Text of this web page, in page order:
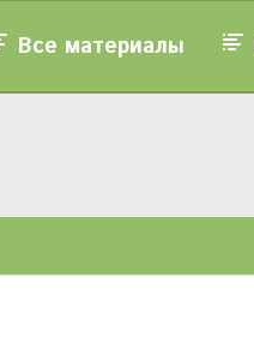
Все материалы